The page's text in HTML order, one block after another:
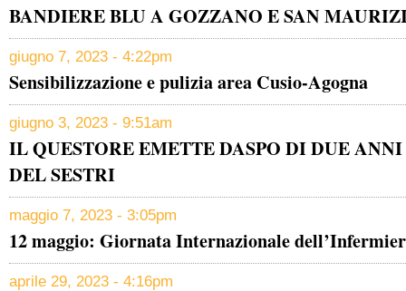
BANDIERE BLU A GOZZANO E SAN
giugno 7, 2023 - 4:22pm
Sensibilizzazione e pulizia area Cusio-Agogna
giugno 3, 2023 - 9:51am
IL QUESTORE EMETTE DASPO DI DUE
DEL SESTRI
maggio 7, 2023 - 3:05pm
12 maggio: Giornata Internazionale
aprile 29, 2023 - 4:16pm